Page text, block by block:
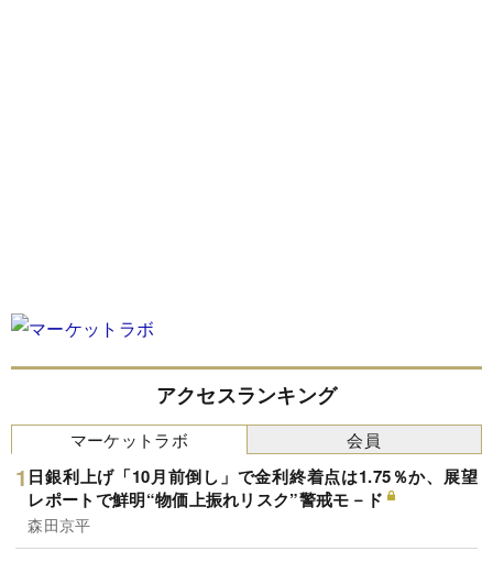
アクセスランキング
マーケットラボ
日銀利上げ「10月前倒し」で金利終着点は1.75％か、展望
レポートで鮮明“物価上振れリスク”警戒モ－ド
森田京平
会員